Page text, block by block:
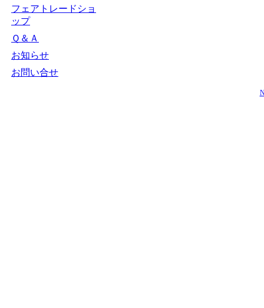
フェアトレードショ
ップ
Ｑ＆Ａ
お知らせ
お問い合せ